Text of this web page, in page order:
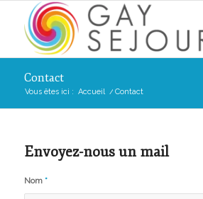
Contact
Vous êtes ici : Accueil / Contact
Envoyez-nous un mail
Nom *